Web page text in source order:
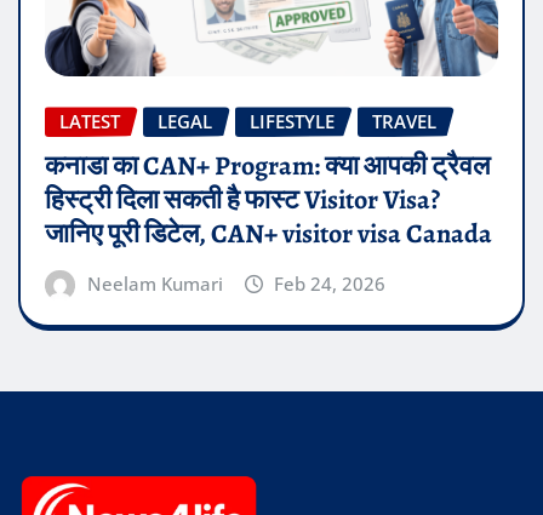
LATEST LEGAL LIFESTYLE TRAVEL
कनाडा का CAN+ Program: क्या आपकी ट्रैवल
हिस्ट्री दिला सकती है फास्ट Visitor Visa?
जानिए पूरी डिटेल, CAN+ visitor visa Canada
Neelam Kumari Feb 24, 2026